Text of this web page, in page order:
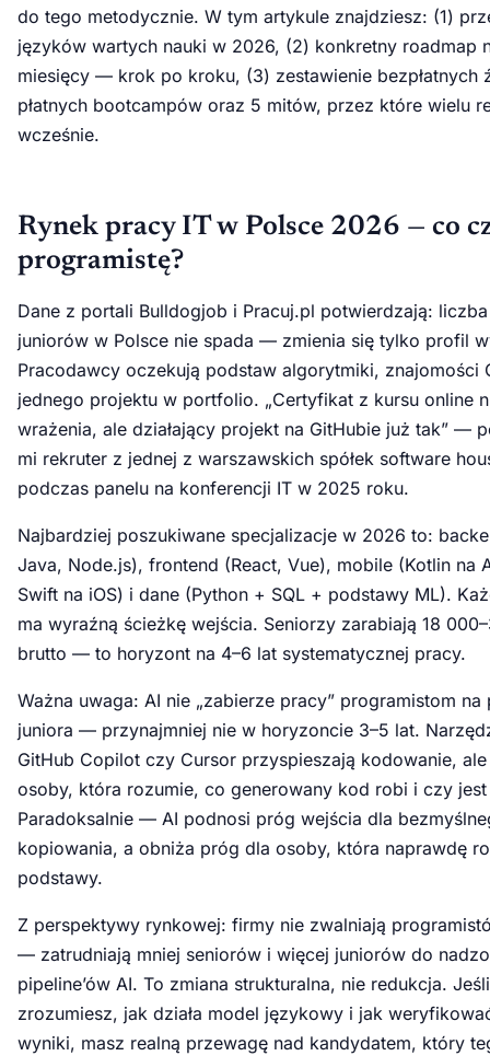
do tego metodycznie. W tym artykule znajdziesz: (1)
języków wartych nauki w 2026, (2) konkretny roadmap
miesięcy — krok po kroku, (3) zestawienie bezpłatnych
płatnych bootcampów oraz 5 mitów, przez które wielu
wcześnie.
Rynek pracy IT w Polsce 2026 — co
programistę?
Dane z portali Bulldogjob i Pracuj.pl potwierdzają:
juniorów w Polsce nie spada — zmienia się tylko profil
Pracodawcy oczekują podstaw algorytmiki, znajomości
jednego projektu w portfolio. „Certyfikat z kursu online
wrażenia, ale działający projekt na GitHubie już tak” —
mi rekruter z jednej z warszawskich spółek software
podczas panelu na konferencji IT w 2025 roku.
Najbardziej poszukiwane specjalizacje w 2026 to:
Java, Node.js), frontend (React, Vue), mobile (Kotlin na
Swift na iOS) i dane (Python + SQL + podstawy ML).
ma wyraźną ścieżkę wejścia. Seniorzy zarabiają 18
brutto — to horyzont na 4–6 lat systematycznej pracy.
Ważna uwaga: AI nie „zabierze pracy” programistom na
juniora — przynajmniej nie w horyzoncie 3–5 lat.
GitHub Copilot czy Cursor przyspieszają kodowanie,
osoby, która rozumie, co generowany kod robi i czy
Paradoksalnie — AI podnosi próg wejścia dla
kopiowania, a obniża próg dla osoby, która naprawdę
podstawy.
Z perspektywy rynkowej: firmy nie zwalniają
— zatrudniają mniej seniorów i więcej juniorów do
pipeline’ów AI. To zmiana strukturalna, nie redukcja. Jeśli
zrozumiesz, jak działa model językowy i jak
wyniki, masz realną przewagę nad kandydatem, który